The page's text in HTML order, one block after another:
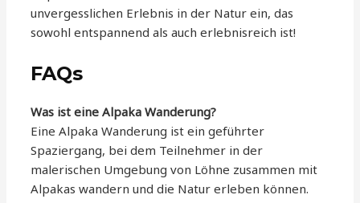
unvergesslichen Erlebnis in der Natur ein, das
sowohl entspannend als auch erlebnisreich ist!
FAQs
Was ist eine Alpaka Wanderung?
Eine Alpaka Wanderung ist ein geführter
Spaziergang, bei dem Teilnehmer in der
malerischen Umgebung von Löhne zusammen mit
Alpakas wandern und die Natur erleben können.